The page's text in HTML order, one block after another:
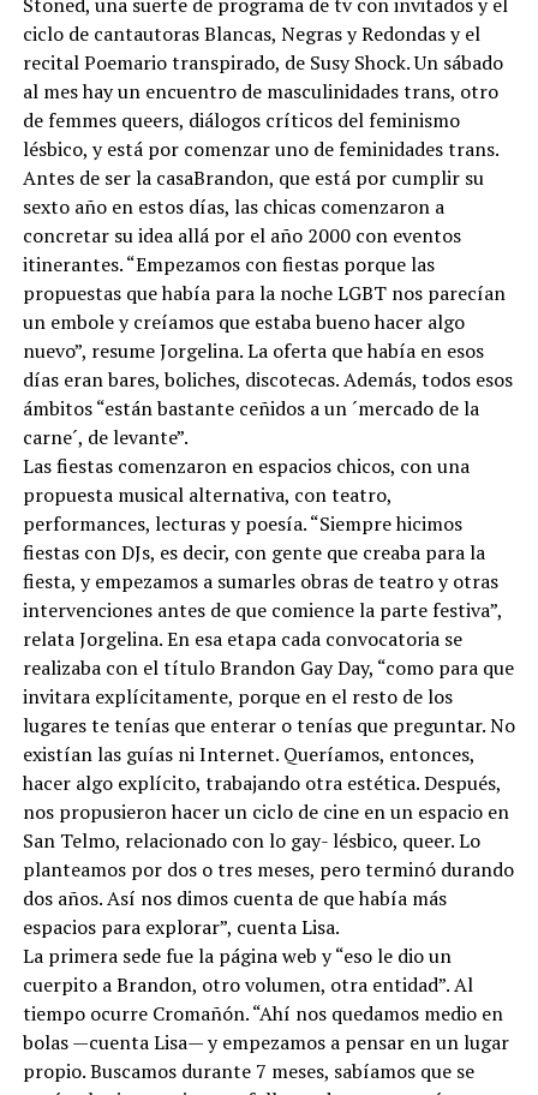
ciclo de cantautoras Blancas, Negras y Redondas y el
recital Poemario transpirado, de Susy Shock. Un sábado
al mes hay un encuentro de masculinidades trans, otro
de femmes queers, diálogos críticos del feminismo
lésbico, y está por comenzar uno de feminidades trans.
Antes de ser la casaBrandon, que está por cumplir su
sexto año en estos días, las chicas comenzaron a
concretar su idea allá por el año 2000 con eventos
itinerantes. “Empezamos con fiestas porque las
propuestas que había para la noche LGBT nos parecían
un embole y creíamos que estaba bueno hacer algo
nuevo”, resume Jorgelina. La oferta que había en esos
días eran bares, boliches, discotecas. Además, todos esos
ámbitos “están bastante ceñidos a un ´mercado de la
carne´, de levante”.
Las fiestas comenzaron en espacios chicos, con una
propuesta musical alternativa, con teatro,
performances, lecturas y poesía. “Siempre hicimos
fiestas con DJs, es decir, con gente que creaba para la
fiesta, y empezamos a sumarles obras de teatro y otras
intervenciones antes de que comience la parte festiva”,
relata Jorgelina. En esa etapa cada convocatoria se
realizaba con el título Brandon Gay Day, “como para que
invitara explícitamente, porque en el resto de los
lugares te tenías que enterar o tenías que preguntar. No
existían las guías ni Internet. Queríamos, entonces,
hacer algo explícito, trabajando otra estética. Después,
nos propusieron hacer un ciclo de cine en un espacio en
San Telmo, relacionado con lo gay- lésbico, queer. Lo
planteamos por dos o tres meses, pero terminó durando
dos años. Así nos dimos cuenta de que había más
espacios para explorar”, cuenta Lisa.
La primera sede fue la página web y “eso le dio un
cuerpito a Brandon, otro volumen, otra entidad”. Al
tiempo ocurre Cromañón. “Ahí nos quedamos medio en
bolas —cuenta Lisa— y empezamos a pensar en un lugar
propio. Buscamos durante 7 meses, sabíamos que se